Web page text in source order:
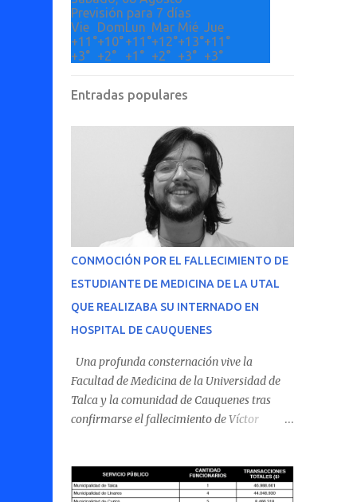
Previsión para 7 días
Vie
DomLun Mar Mié Jue
+11°+10°+11°+12°+13°+11°
+3° +2° +1° +2° +3° +3°
Entradas populares
CONMOCIÓN POR EL FALLECIMIENTO DE
ESTUDIANTE DE MEDICINA DE LA UTAL
QUE REALIZABA SU INTERNADO EN
HOSPITAL DE CAUQUENES
Una profunda consternación vive la
Facultad de Medicina de la Universidad de
Talca y la comunidad de Cauquenes tras
confirmarse el fallecimiento de Víctor
Cauquenes. De acuerdo con los antecedentes
conocidos, el joven se presentó a cumplir su